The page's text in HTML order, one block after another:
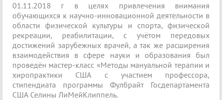
01.11.2018 г в целях привлечения внимания
обучающихся к научно-инновационной деятельности в
области физической культуры и спорта, физической
рекреации, реабилитации, с учётом передовых
достижений зарубежных врачей, а так же расширения
взаимодействия в сфере науки и образования был
проведён мастер-класс «Методы мануальной терапии и
хиропрактики США с участием профессора,
стипендиата программы Фулбрайт Госдепартамента
США Селины ЛиМейКлиппель.